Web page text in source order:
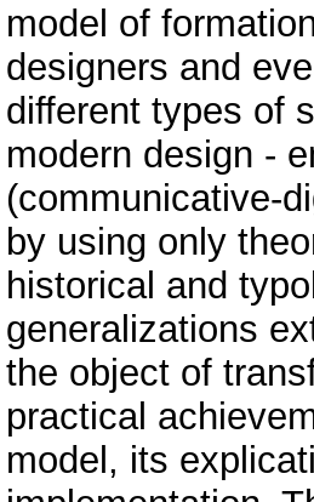
model of
designers and
different types of
modern design -
(communicative-
by using only
historical and
generalizations
the object of
practical
model, its